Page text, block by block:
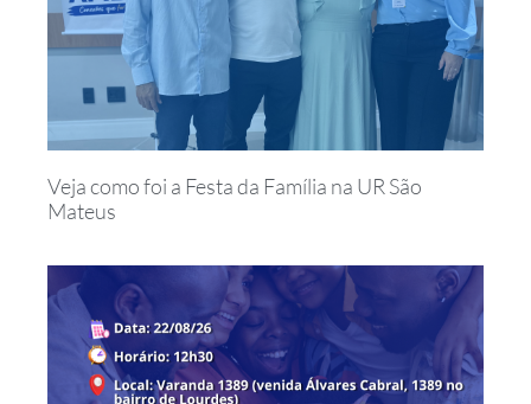
Veja como foi a Festa da Família na UR São
Mateus